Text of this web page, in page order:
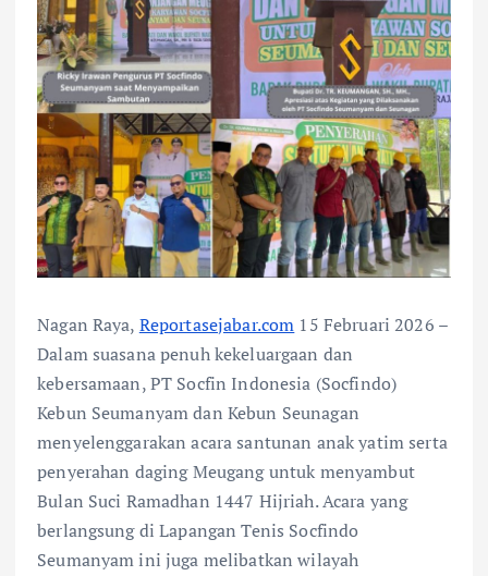
Nagan Raya, Reportasejabar.com 15 Februari 2026 –
Dalam suasana penuh kekeluargaan dan
kebersamaan, PT Socfin Indonesia (Socfindo)
Kebun Seumanyam dan Kebun Seunagan
menyelenggarakan acara santunan anak yatim serta
penyerahan daging Meugang untuk menyambut
Bulan Suci Ramadhan 1447 Hijriah. Acara yang
berlangsung di Lapangan Tenis Socfindo
Seumanyam ini juga melibatkan wilayah